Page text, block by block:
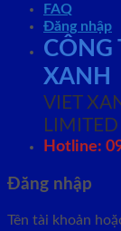
FAQ
Đăng nhập
CÔNG
XANH
VIET
LIMITED
Hotline:
Đăng nhập
Tên tài khoản